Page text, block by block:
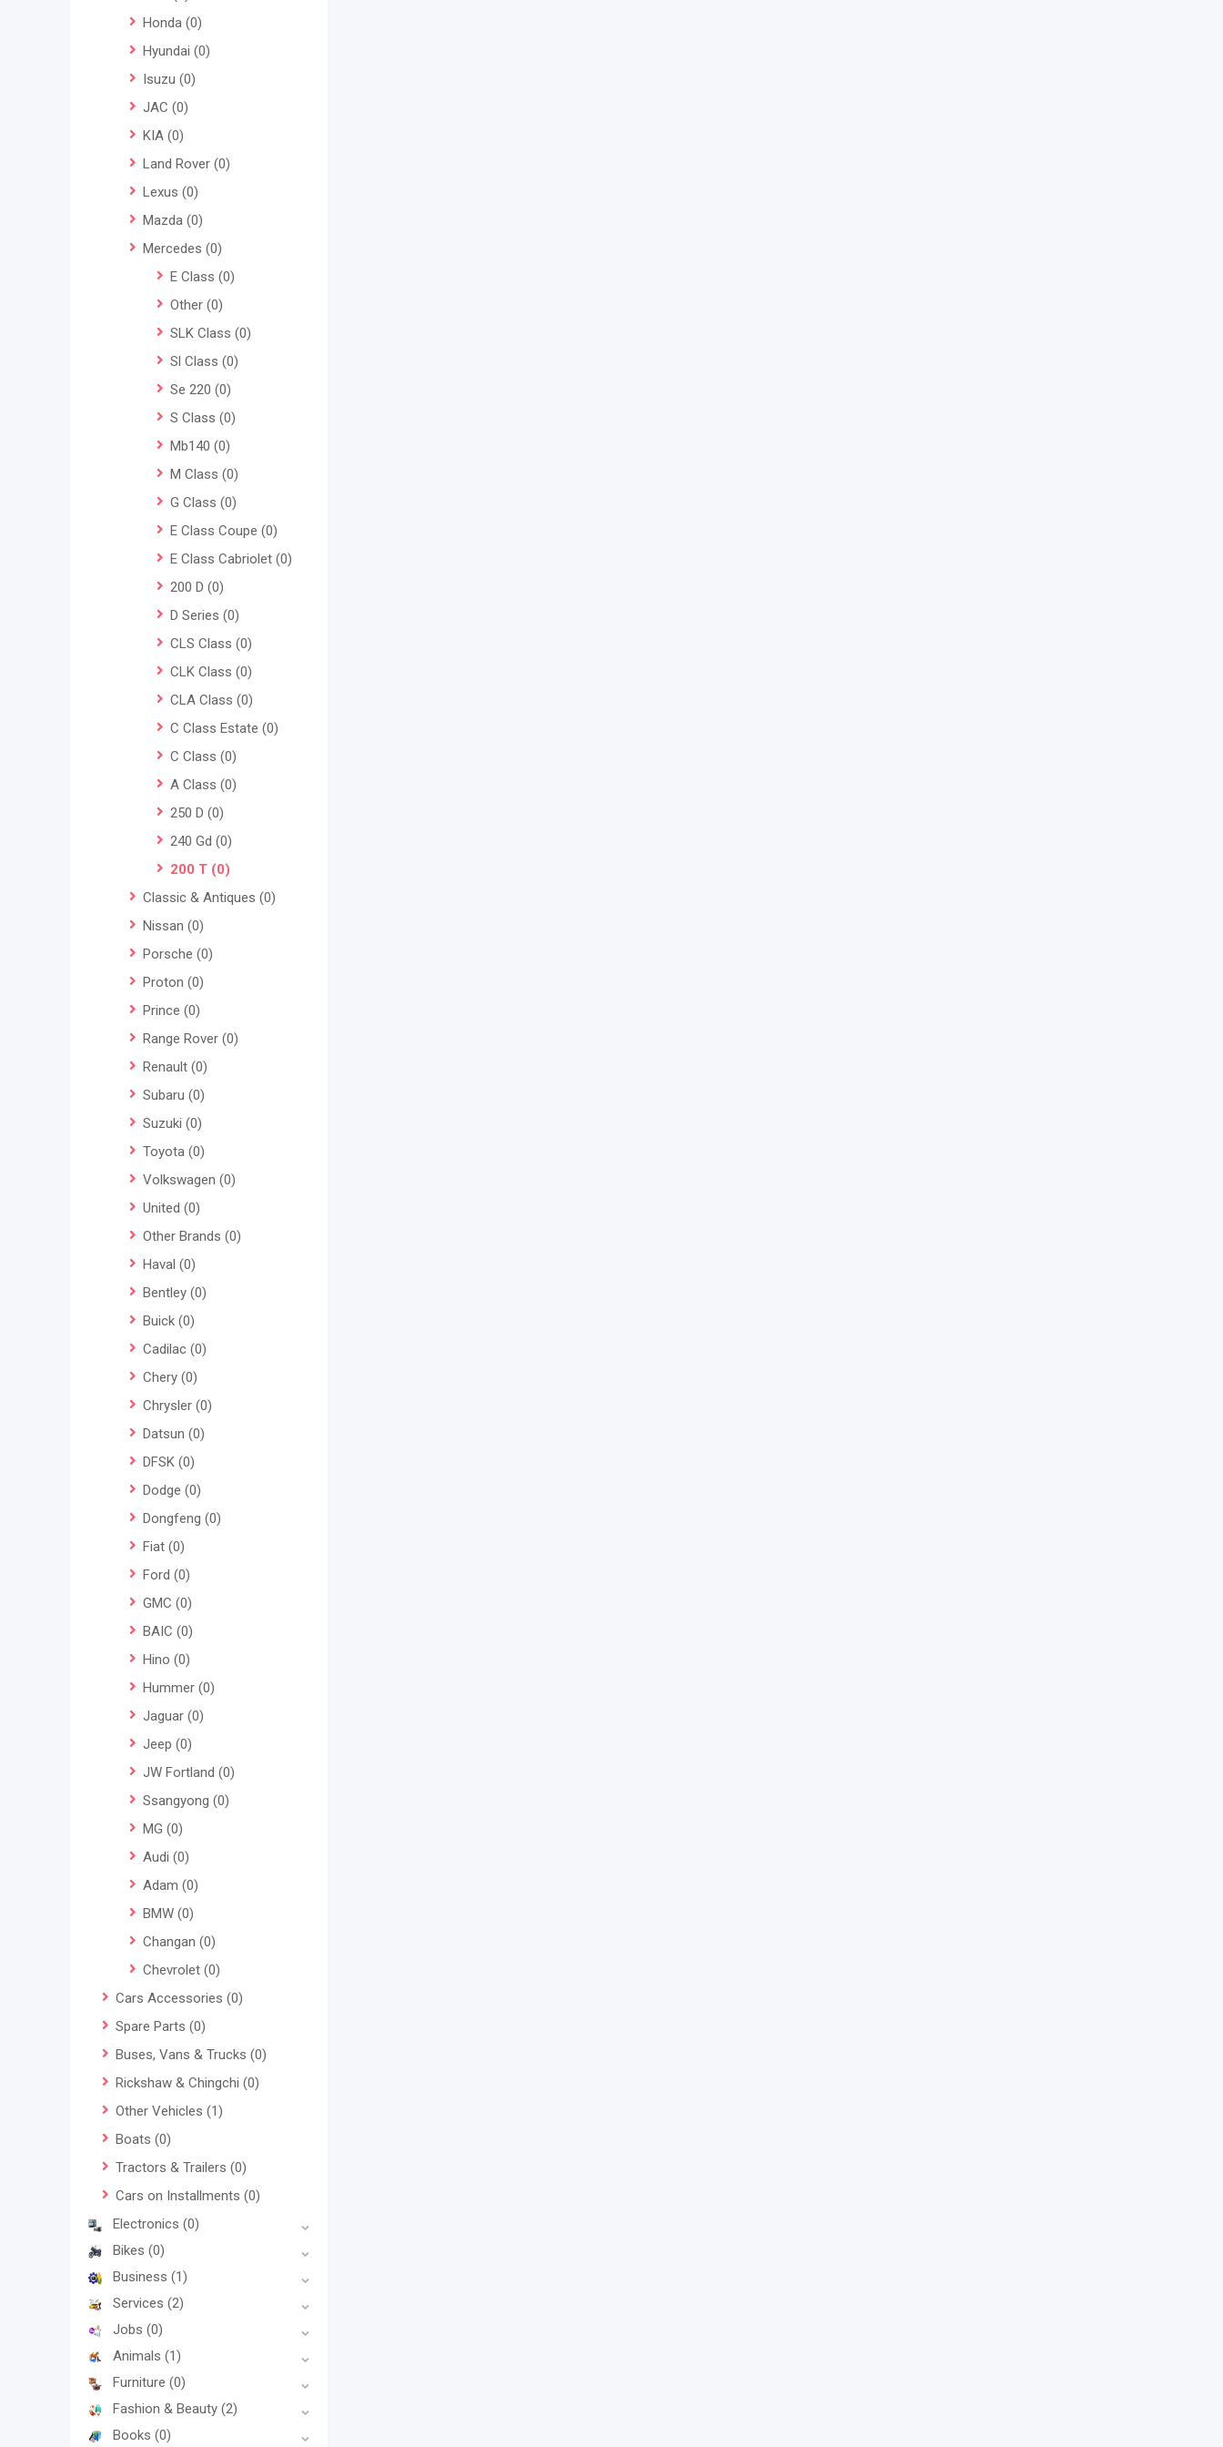
Honda (0)
Hyundai (0)
Isuzu (0)
JAC (0)
KIA (0)
Land Rover (0)
Lexus (0)
Mazda (0)
Mercedes (0)
E Class (0)
Other (0)
SLK Class (0)
Sl Class (0)
Se 220 (0)
S Class (0)
Mb140 (0)
M Class (0)
G Class (0)
E Class Coupe (0)
E Class Cabriolet (0)
200 D (0)
D Series (0)
CLS Class (0)
CLK Class (0)
CLA Class (0)
C Class Estate (0)
C Class (0)
A Class (0)
250 D (0)
240 Gd (0)
200 T (0)
Classic & Antiques (0)
Nissan (0)
Porsche (0)
Proton (0)
Prince (0)
Range Rover (0)
Renault (0)
Subaru (0)
Suzuki (0)
Toyota (0)
Volkswagen (0)
United (0)
Other Brands (0)
Haval (0)
Bentley (0)
Buick (0)
Cadilac (0)
Chery (0)
Chrysler (0)
Datsun (0)
DFSK (0)
Dodge (0)
Dongfeng (0)
Fiat (0)
Ford (0)
GMC (0)
BAIC (0)
Hino (0)
Hummer (0)
Jaguar (0)
Jeep (0)
JW Fortland (0)
Ssangyong (0)
MG (0)
Audi (0)
Adam (0)
BMW (0)
Changan (0)
Chevrolet (0)
Cars Accessories (0)
Spare Parts (0)
Buses, Vans & Trucks (0)
Rickshaw & Chingchi (0)
Other Vehicles (1)
Boats (0)
Tractors & Trailers (0)
Cars on Installments (0)
Electronics (0)
Bikes (0)
Business (1)
Services (2)
Jobs (0)
Animals (1)
Furniture (0)
Fashion & Beauty (2)
Books (0)